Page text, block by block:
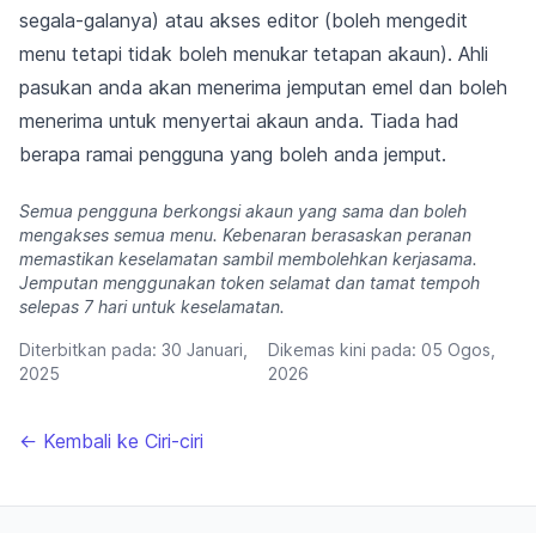
segala-galanya) atau akses editor (boleh mengedit
menu tetapi tidak boleh menukar tetapan akaun). Ahli
pasukan anda akan menerima jemputan emel dan boleh
menerima untuk menyertai akaun anda. Tiada had
berapa ramai pengguna yang boleh anda jemput.
Semua pengguna berkongsi akaun yang sama dan boleh
mengakses semua menu. Kebenaran berasaskan peranan
memastikan keselamatan sambil membolehkan kerjasama.
Jemputan menggunakan token selamat dan tamat tempoh
selepas 7 hari untuk keselamatan.
Diterbitkan pada: 30 Januari,
2025
Dikemas kini pada: 05 Ogos,
2026
← Kembali ke Ciri-ciri